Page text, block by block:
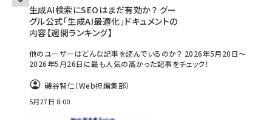
生成AI検索にSEOはまだ有効か？ グー
グル公式「生成AI最適化」ドキュメントの
内容【週間ランキング】
他のユーザーはどんな記事を読んでいるのか？ 2026年5月20日～
2026年5月26日に最も人気の高かった記事をチェック！
磯谷智仁（Web担編集部）
5月27日 8:00